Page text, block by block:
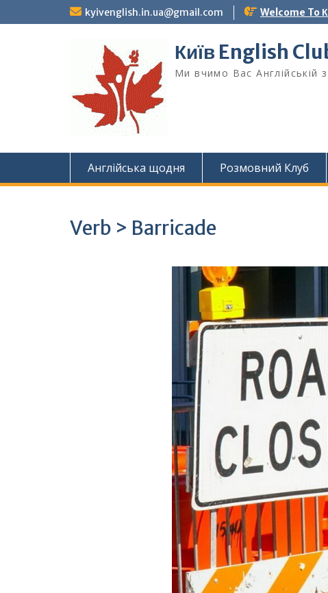
to
kyivenglish.in.ua@gmail.com Welcome To
Київ English
Ми вчимо Вас Англійській
Англійська щодня Розмовний Клуб
Verb > Barricade